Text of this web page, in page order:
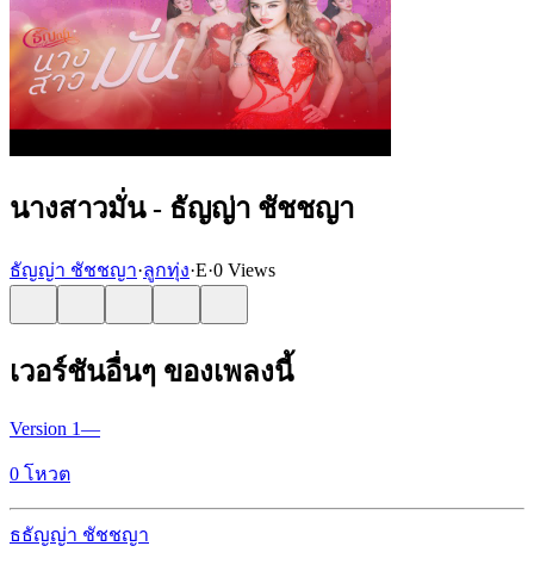
นางสาวมั่น - ธัญญ่า ชัชชญา
ธัญญ่า ชัชชญา·ลูกทุ่ง·E·0 Views
เวอร์ชันอื่นๆ ของเพลงนี้
Version 1—
0 โหวต
ธธัญญ่า ชัชชญา